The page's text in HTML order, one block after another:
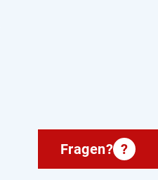
Fragen? ?